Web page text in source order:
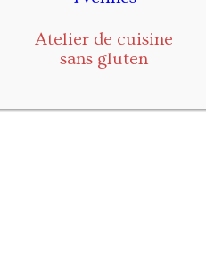
Atelier de cuisine
sans gluten